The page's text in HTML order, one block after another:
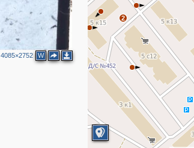
4085×2752 W
2